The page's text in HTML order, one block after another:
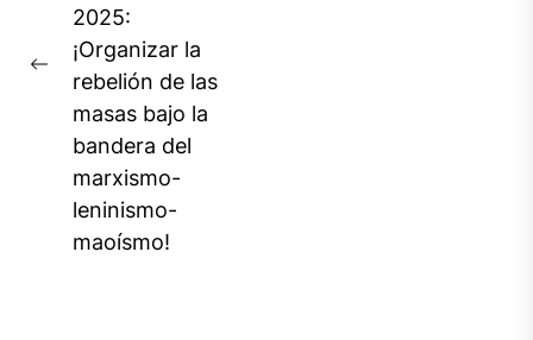
Previous
post:
2025:
¡Organizar la
rebelión de las
masas bajo la
bandera del
marxismo-
leninismo-
maoísmo!